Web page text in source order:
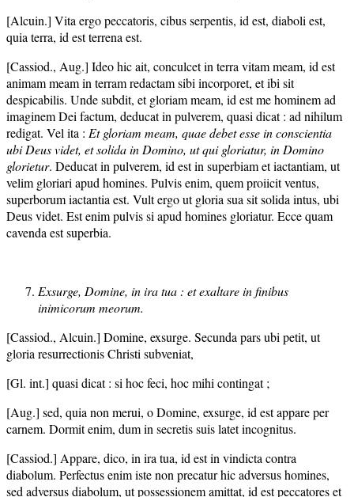
[Alcuin.] Vita ergo peccatoris, cibus serpentis, id est, diaboli est,
quia terra, id est terrena est.
[Cassiod., Aug.] Ideo hic ait, conculcet in terra vitam meam, id est
animam meam in terram redactam sibi incorporet, et ibi sit
despicabilis. Unde subdit, et gloriam meam, id est me hominem ad
imaginem Dei factum, deducat in pulverem, quasi dicat : ad nihilum
redigat. Vel ita : Et gloriam meam, quae debet esse in conscientia
ubi Deus videt, et solida in Domino, ut qui gloriatur, in Domino
glorietur. Deducat in pulverem, id est in superbiam et iactantiam, ut
velim gloriari apud homines. Pulvis enim, quem proiicit ventus,
superborum iactantia est. Vult ergo ut gloria sua sit solida intus, ubi
Deus videt. Est enim pulvis si apud homines gloriatur. Ecce quam
cavenda est superbia.
Exsurge, Domine, in ira tua : et exaltare in finibus
inimicorum meorum.
[Cassiod., Alcuin.] Domine, exsurge. Secunda pars ubi petit, ut
gloria resurrectionis Christi subveniat,
[Gl. int.] quasi dicat : si hoc feci, hoc mihi contingat ;
[Aug.] sed, quia non merui, o Domine, exsurge, id est appare per
carnem. Dormit enim, dum in secretis suis latet incognitus.
[Cassiod.] Appare, dico, in ira tua, id est in vindicta contra
diabolum. Perfectus enim iste non precatur hic adversus homines,
sed adversus diabolum, ut possessionem amittat, id est peccatores et